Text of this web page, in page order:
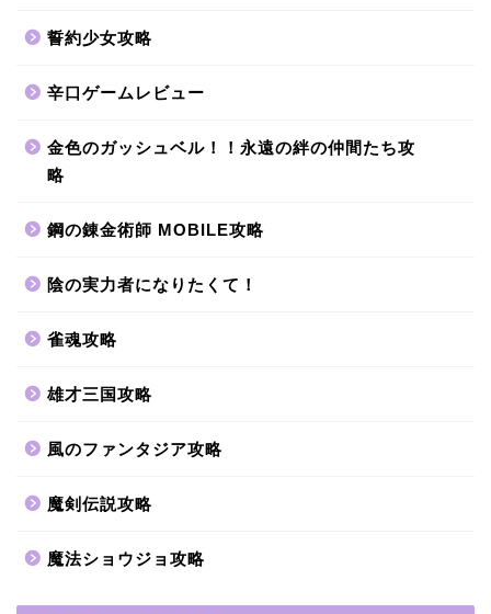
誓約少女攻略
辛口ゲームレビュー
金色のガッシュベル！！永遠の絆の仲間たち攻
略
鋼の錬金術師 MOBILE攻略
陰の実力者になりたくて！
雀魂攻略
雄才三国攻略
風のファンタジア攻略
魔剣伝説攻略
魔法ショウジョ攻略